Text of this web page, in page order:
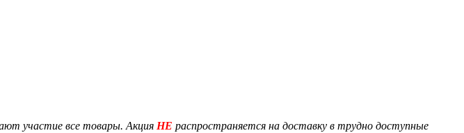
участие все товары. Акция НЕ распространяется на доставку в трудно доступные